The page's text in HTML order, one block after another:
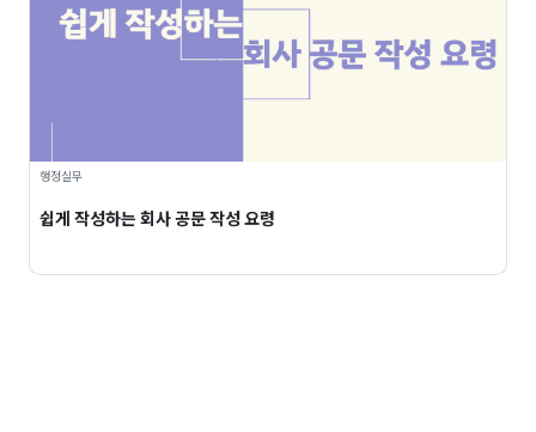
행정실무
쉽게 작성하는 회사 공문 작성 요령